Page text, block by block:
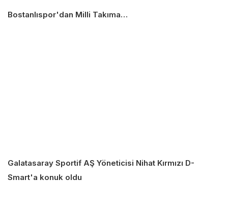
Bostanlıspor'dan Milli Takıma…
Galatasaray Sportif AŞ Yöneticisi Nihat Kırmızı D-
Smart'a konuk oldu